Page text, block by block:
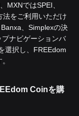
MXNではSPEI、
法をご利用いただけ
、Simplexの決
ナビゲーションバ
選択し、FREEdom
Coinを購